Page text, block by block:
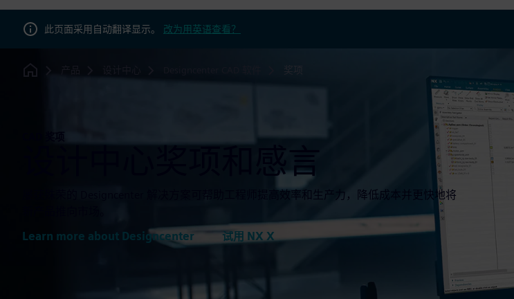
此页面采用自动翻译显示。 改为用英语查看？
Home
设计中心奖项和感言
屡获殊荣的 Designcenter 解决方案可帮助工程师提高效率和生产力，降低成本并更快地将
Learn more about Designcenter
试用 NX X